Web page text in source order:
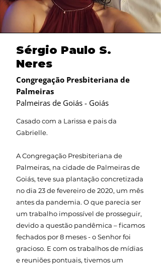
Sérgio Paulo S.
Neres
Congregação Presbiteriana de
Palmeiras
Palmeiras de Goiás - Goiás
Casado com a Larissa e pais da
Gabrielle.
A Congregação Presbiteriana de
Palmeiras, na cidade de Palmeiras de
Goiás, teve sua plantação concretizada
no dia 23 de fevereiro de 2020, um mês
antes da pandemia. O que parecia ser
um trabalho impossível de prosseguir,
devido a questão pandêmica – ficamos
fechados por 8 meses - o Senhor foi
gracioso. E com os trabalhos de mídias
e reuniões pontuais, tivemos um